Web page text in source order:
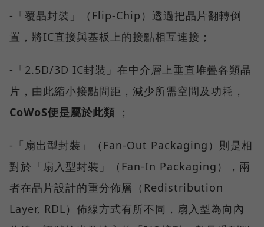
-「覆晶封裝」（Flip-Chip）透過把晶片翻轉倒
置，將IC直接與基板上的接點相互連接；
-「2.5D/3D IC封裝」在中介層上垂直堆疊各類晶
片，由此縮小接點間距，減少所需空間及功耗，
CoWoS便是屬於此類 ；
-「扇出型封裝」（Fan-Out Packaging）則是相
對於「扇入型封裝」（Fan-In Packaging），兩
者在晶片設計的重分佈層（Redistribution
Layer, RDL）佈線方式有所不同，扇入型為向內